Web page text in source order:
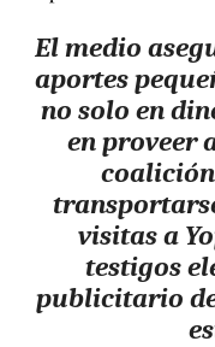
El medio
aportes
no solo en
en proveer
visitas a
testigos
publicitario